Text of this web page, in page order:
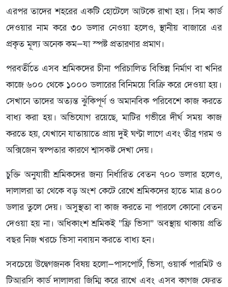
এরপর তাদের শহরের একটি হোটেলে আটকে রাখা হয়। সিম কার্ড
দেওয়ার নাম করে ৩০ ডলার নেওয়া হলেও, স্থানীয় বাজারে এর
প্রকৃত মূল্য অনেক কম—যা স্পষ্ট প্রতারণার প্রমাণ।
পরবর্তীতে এসব শ্রমিকদের চীনা পরিচালিত বিভিন্ন নির্মাণ বা খনির
কাজে ৬০০ থেকে ১০০০ ডলারের বিনিময়ে বিক্রি করে দেওয়া হয়।
সেখানে তাদের অত্যন্ত ঝুঁকিপূর্ণ ও অমানবিক পরিবেশে কাজ করতে
বাধ্য করা হয়। অভিযোগ রয়েছে, মাটির গভীরে দীর্ঘ সময় কাজ
করতে হয়, যেখানে যাতায়াতে প্রায় দুই ঘণ্টা লাগে এবং তীব্র গরম ও
অক্সিজেন স্বল্পতার কারণে শ্বাসকষ্ট দেখা দেয়।
চুক্তি অনুযায়ী শ্রমিকদের জন্য নির্ধারিত বেতন ৭০০ ডলার হলেও,
দালালরা তা থেকে বড় অংশ কেটে রেখে শ্রমিকদের হাতে মাত্র ৪০০
ডলার তুলে দেয়। অসুস্থতা বা কাজ করতে না পারলে কোনো বেতন
দেওয়া হয় না। অধিকাংশ শ্রমিকই “ফ্রি ভিসা” অবস্থায় থাকায় প্রতি
বছর নিজ খরচে ভিসা নবায়ন করতে বাধ্য হন।
সবচেয়ে উদ্বেগজনক বিষয় হলো—পাসপোর্ট, ভিসা, ওয়ার্ক পারমিট ও
টিআরসি কার্ড দালালরা জিম্মি করে রাখে এবং এসব কাগজ ফেরত